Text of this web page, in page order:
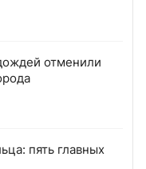
отменили
пять главных